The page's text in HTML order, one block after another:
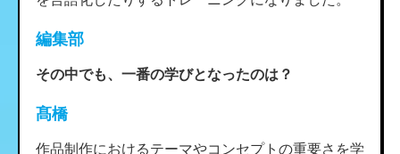
編集部
その中でも、一番の学びとなったのは？
髙橋
作品制作におけるテーマやコンセプトの重要さを学